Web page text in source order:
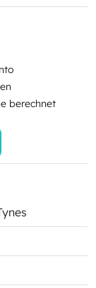
berechnet